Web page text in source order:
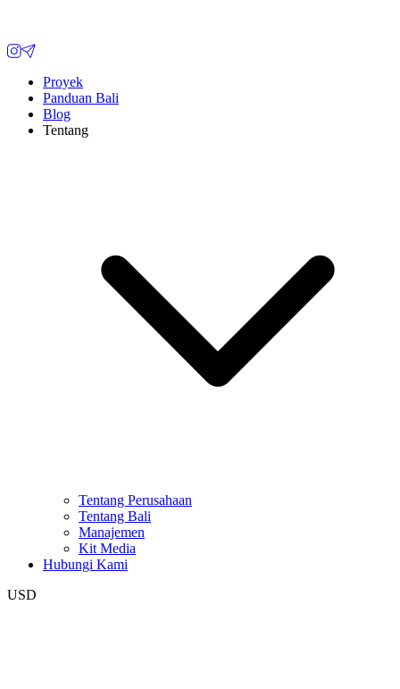
Proyek
Panduan Bali
Blog
Tentang
Tentang Perusahaan
Tentang Bali
Manajemen
Kit Media
Hubungi Kami
USD